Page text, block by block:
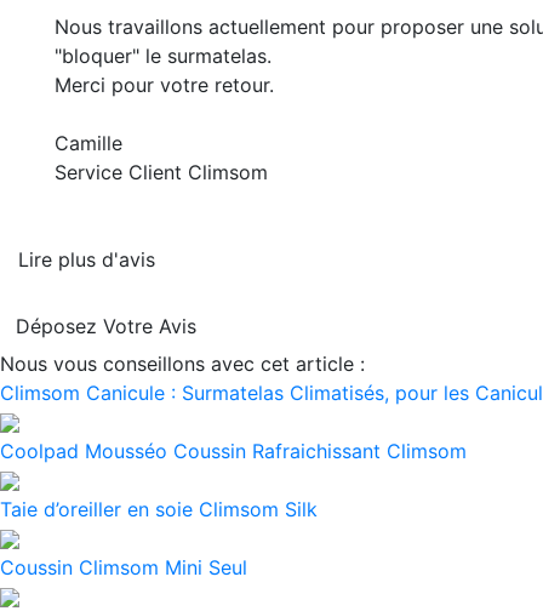
Nous travaillons actuellement pour proposer une
"bloquer" le surmatelas.
Merci pour votre retour.
Camille
Service Client Climsom
Lire plus d'avis
Déposez Votre Avis
Nous vous conseillons avec cet article :
Climsom Canicule : Surmatelas Climatisés, pour les
Coolpad Mousséo Coussin Rafraichissant Climsom
Taie d’oreiller en soie Climsom Silk
Coussin Climsom Mini Seul